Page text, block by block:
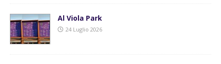
Al Viola Park
24 Luglio 2026